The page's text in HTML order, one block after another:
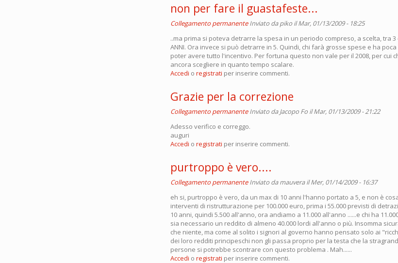
non per fare il guastafeste...
Collegamento permanente Inviato dapiko il Mar, 01/13/2009 - 18:25
..ma prima si poteva detrarre la spesa in un periodo compreso, a scelta, tra 3 e
ANNI. Ora invece si può detrarre in 5. Quindi, chi farà grosse spese e ha
poter avere tutto l'incentivo. Per fortuna questo non vale per il 2008, per cui
ancora scegliere in quanto tempo scalare.
Accedi o registrati per inserire commenti.
Grazie per la correzione
Collegamento permanente Inviato daJacopo Fo il Mar, 01/13/2009 - 21:22
Adesso verifico e correggo.
auguri
Accedi o registrati per inserire commenti.
purtroppo è vero....
Collegamento permanente Inviato damauverail Mer, 01/14/2009 - 16:37
eh si, purtroppo è vero, da un max di 10 anni l'hanno portato a 5, e non è
interventi di ristrutturazione per 100.000 euro, prima i 55.000 previsti di
10 anni, quindi 5.500 all'anno, ora andiamo a 11.000 all'anno ......e chi ha
sia necessario un reddito di almeno 40.000 lordi all'anno o più. Insomma
che niente, ma come al solito i signori al governo hanno pensato solo ai
dei loro redditi principeschi non gli passa proprio per la testa che la
persone si potrebbe scontrare con questo problema . Mah......
Accedi o registrati per inserire commenti.